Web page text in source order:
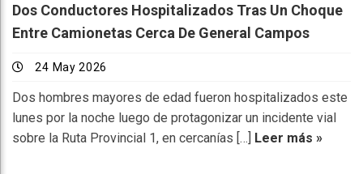
Dos Conductores Hospitalizados Tras Un Choque
Entre Camionetas Cerca De General Campos
24 May 2026
Dos hombres mayores de edad fueron hospitalizados este
lunes por la noche luego de protagonizar un incidente vial
sobre la Ruta Provincial 1, en cercanías […] Leer más »